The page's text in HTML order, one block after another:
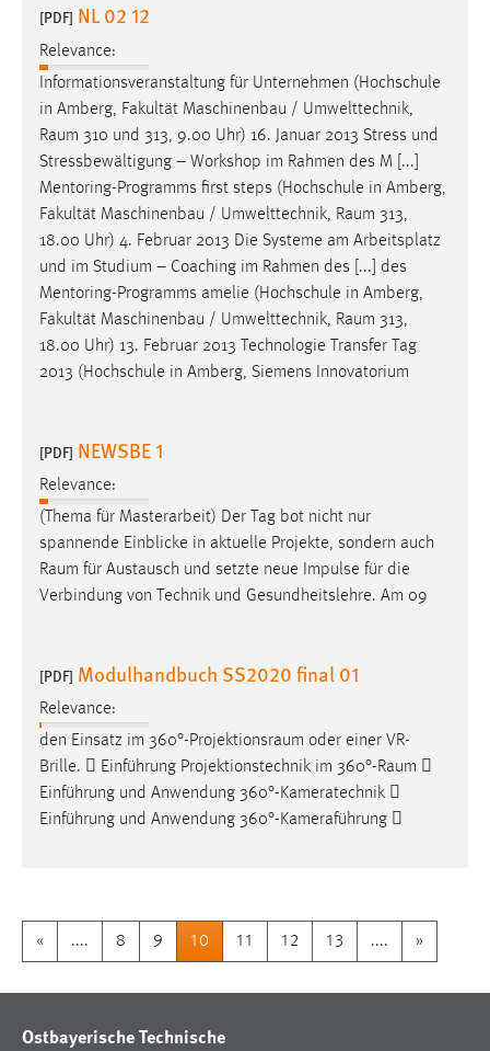
[PDF] NL 02 12
Relevance:
Informationsveranstaltung für Unternehmen (Hochschule
in Amberg, Fakultät Maschinenbau / Umwelttechnik,
Raum 310 und 313, 9.00 Uhr) 16. Januar 2013 Stress und
Stressbewältigung – Workshop im Rahmen des M [...]
Mentoring-Programms first steps (Hochschule in Amberg,
Fakultät Maschinenbau / Umwelttechnik, Raum 313,
18.00 Uhr) 4. Februar 2013 Die Systeme am Arbeitsplatz
und im Studium – Coaching im Rahmen des [...] des
Mentoring-Programms amelie (Hochschule in Amberg,
Fakultät Maschinenbau / Umwelttechnik, Raum 313,
18.00 Uhr) 13. Februar 2013 Technologie Transfer Tag
2013 (Hochschule in Amberg, Siemens Innovatorium
[PDF] NEWSBE 1
Relevance:
(Thema für Masterarbeit) Der Tag bot nicht nur
spannende Einblicke in aktuelle Projekte, sondern auch
Raum für Austausch und setzte neue Impulse für die
Verbindung von Technik und Gesundheitslehre. Am 09
[PDF] Modulhandbuch SS2020 final 01
Relevance:
den Einsatz im 360°-Projektionsraum oder einer VR-
Brille.  Einführung Projektionstechnik im 360°-Raum 
Einführung und Anwendung 360°-Kameratechnik 
Einführung und Anwendung 360°-Kameraführung 
« .... 8 9 10 11 12 13 .... »
Ostbayerische Technische